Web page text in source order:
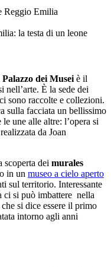
la testa di un leone
Palazzo dei Museiè il
nell’arte. È la sede dei
sono raccolte e collezioni.
sulla facciata un bellissimo
une alle altre: l’opera si
da Joan
scoperta dei murales
in un museo a cielo aperto
sul territorio. Interessante
ci si può imbattere nella
si dice essere il primo
intorno agli anni